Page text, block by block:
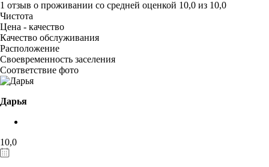
1 отзыв о проживании со средней оценкой 10,0 из 10,0
Чистота
Цена - качество
Качество обслуживания
Расположение
Своевременность заселения
Соответствие фото
Дарья
10,0